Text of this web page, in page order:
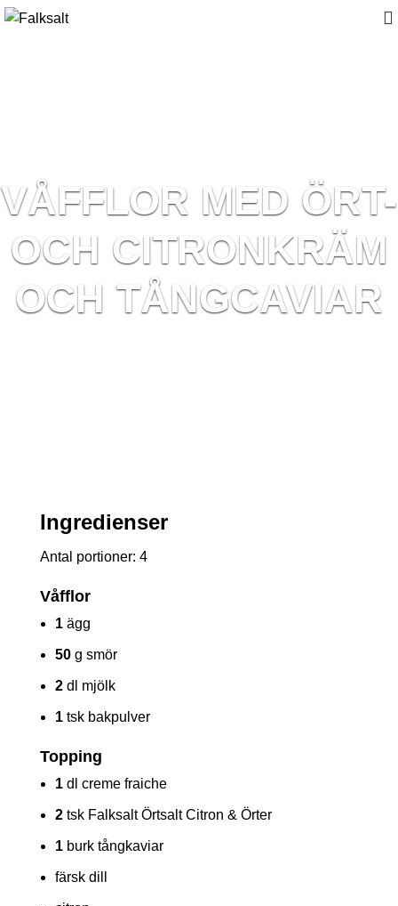
VÅFFLOR MED ÖRT-
OCH CITRONKRÄM
OCH TÅNGCAVIAR
Ingredienser
Antal portioner: 4
Våfflor
1 ägg
50 g smör
2 dl mjölk
1 tsk bakpulver
Topping
1 dl creme fraiche
2 tsk Falksalt Örtsalt Citron & Örter
1 burk tångkaviar
färsk dill